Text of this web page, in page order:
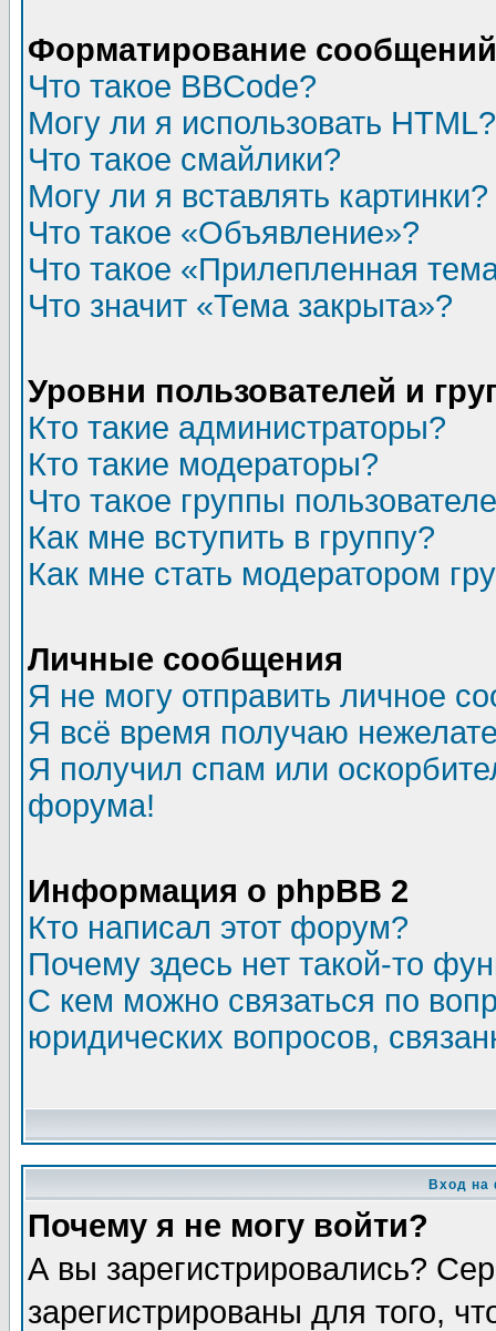
Форматирование
Что такое BBCode?
Могу ли я использовать HTML?
Что такое смайлики?
Могу ли я вставлять картинки?
Что такое «Объявление»?
Что такое «Прилепленная
Что значит «Тема закрыта»?
Уровни пользователей и
Кто такие администраторы?
Кто такие модераторы?
Что такое группы
Как мне вступить в группу?
Как мне стать модератором
Личные сообщения
Я не могу отправить личное
Я всё время получаю
Я получил спам или
форума!
Информация о phpBB 2
Кто написал этот форум?
Почему здесь нет такой-то
С кем можно связаться по
юридических вопросов,
Вход на
Почему я не могу войти?
А вы зарегистрировались?
зарегистрированы для того,